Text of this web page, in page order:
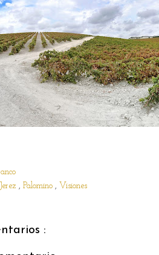
Jerez , Palomino , Visiones
: